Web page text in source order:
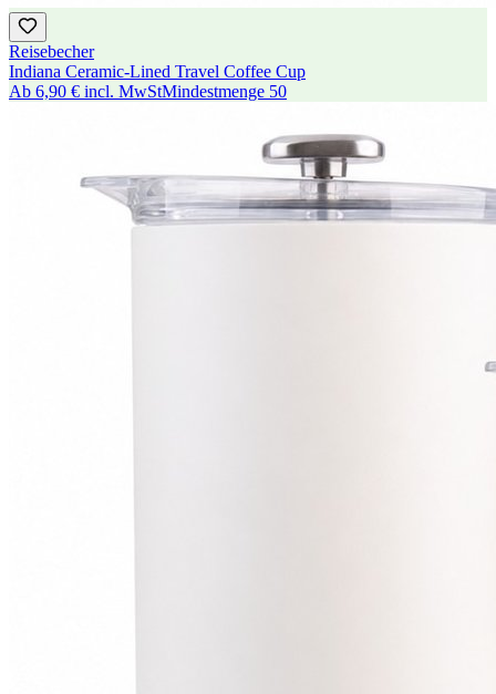
Reisebecher
Indiana Ceramic-Lined Travel Coffee Cup
Ab 6,90 € incl. MwStMindestmenge 50